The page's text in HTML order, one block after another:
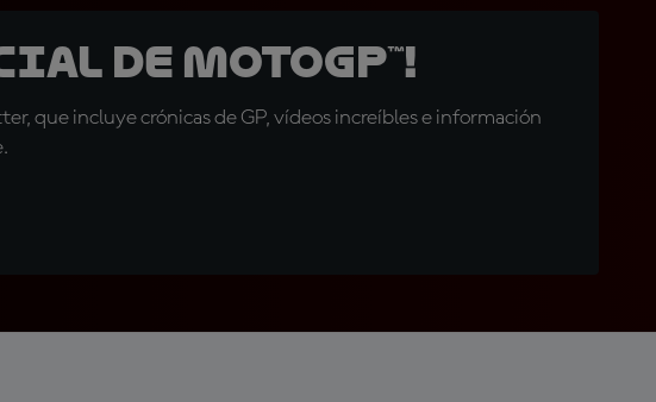
de MotoGP™!
que incluye crónicas de GP, vídeos increíbles e información